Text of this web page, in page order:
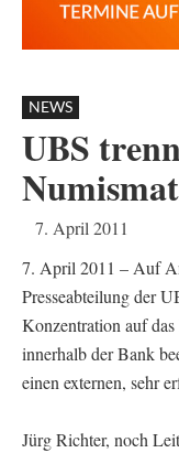
NEWS
UBS
7. April 2011
7. April 2011 – Auf
Presseabteilung der
Konzentration auf
innerhalb der Bank
einen externen, sehr
Jürg Richter, noch